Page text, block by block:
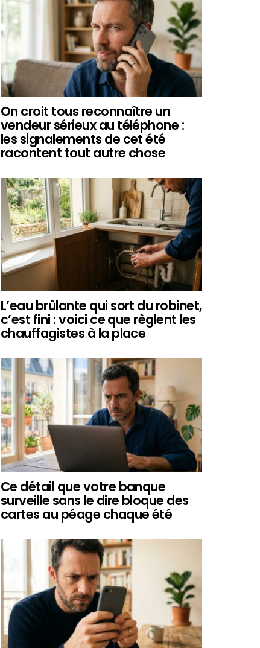
On croit tous reconnaître un
vendeur sérieux au téléphone :
les signalements de cet été
racontent tout autre chose
L’eau brûlante qui sort du robinet,
c’est fini : voici ce que règlent les
chauffagistes à la place
Ce détail que votre banque
surveille sans le dire bloque des
cartes au péage chaque été